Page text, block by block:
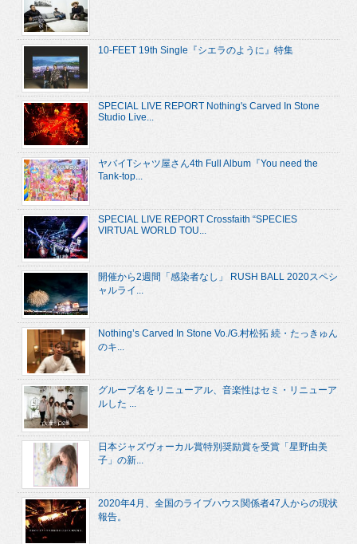
10-FEET 19th Single『シエラのように』特集
SPECIAL LIVE REPORT Nothing's Carved In Stone
Studio Live...
ヤバイTシャツ屋さん4th Full Album『You need the
Tank-top...
SPECIAL LIVE REPORT Crossfaith “SPECIES
VIRTUAL WORLD TOU...
開催から2週間「感染者なし」 RUSH BALL 2020スペシ
ャルライ...
Nothing’s Carved In Stone Vo./G.村松拓 続・たっきゅん
のキ...
グループ名をリニューアル、音楽性はセミ・リニューア
ルした ...
日本ジャズヴォーカル賞特別奨励賞を受賞「星野由美
子」の新...
2020年4月、全国のライブハウス関係者47人からの現状
報告。